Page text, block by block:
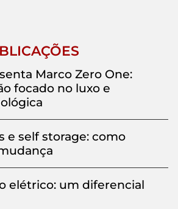
Marco Zero One:
focado no luxo e
e self storage: como
elétrico: um diferencial